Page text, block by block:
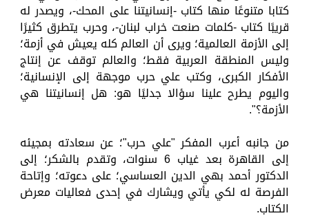
كتابا متنوعًا منها كتاب -إنسانيتنا على المحك-، ويصدر له
قريبًا كتاب -كلمات صنعت خراب لبنان-، وحرب يتطرق كثيرًا
إلى الأزمة العالمية؛ ويرى أن العالم كله يعيش في أزمة؛
وليس المنطقة العربية فقط؛ والعالم توقف عن إنتاج
الأفكار الكبرى، وكتب علي حرب موجهة إلى الإنسانية؛
واليوم يطرح علينا سؤالا جدليًا هو: هل إنسانيتنا هي
الأزمة؟".
من جانبه أعرب المفكر "علي حرب"؛ عن سعادته بمجيئه
إلى القاهرة بعد غياب 6 سنوات، وتقدم بالشكر؛ إلى
الدكتور أحمد بهي الدين العساسي؛ على دعوته؛ وإتاحة
الفرصة له لكي يأتي ويشارك في إحدى فعاليات معرض
الكتاب.